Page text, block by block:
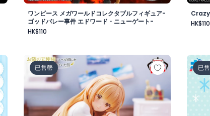
ワンピース メガワールドコレクタブルフィギュア-
ゴッドバレー事件 エドワード・ニューゲート-
HK$110
HK$110
イフルマーチング～vol.1
お隣の天使様にいつの間にか駄目人間にされてい
已售罄
ポケ
已